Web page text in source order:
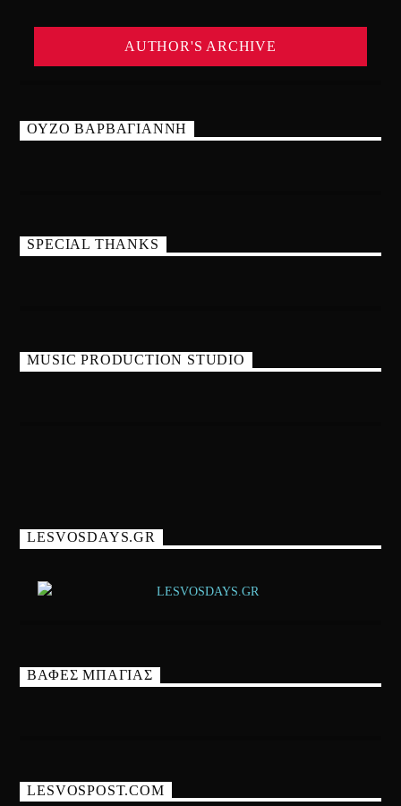
AUTHOR'S ARCHIVE
ΟΥΖΟ ΒΑΡΒΑΓΙΑΝΝΗ
SPECIAL THANKS
MUSIC PRODUCTION STUDIO
LESVOSDAYS.GR
ΒΑΦΕΣ ΜΠΑΓΙΑΣ
LESVOSPOST.COM